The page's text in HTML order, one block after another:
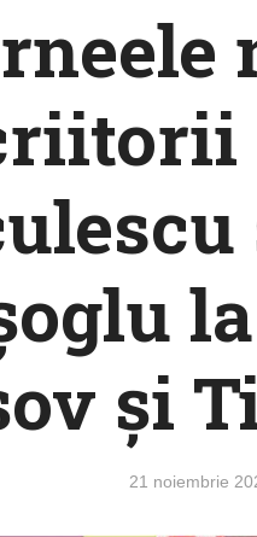
și
21 noiembrie